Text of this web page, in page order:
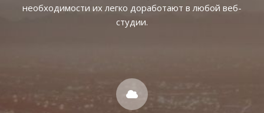
необходимости их легко доработают в любой веб-
студии.